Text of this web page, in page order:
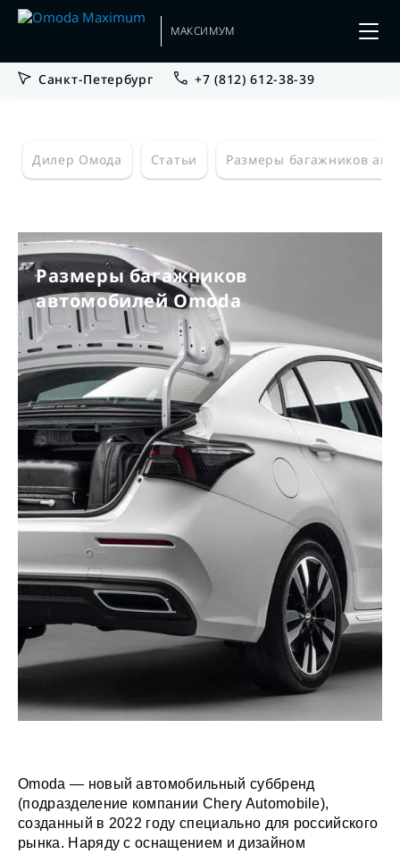
МАКСИМУМ
Санкт-Петербург +7 (812) 612-38-39
Дилер Омода Статьи Размеры багажников
Размеры багажников
автомобилей Omoda
Omoda — новый автомобильный суббренд
(подразделение компании Chery Automobile),
созданный в 2022 году специально для российского
рынка. Наряду с оснащением и дизайном